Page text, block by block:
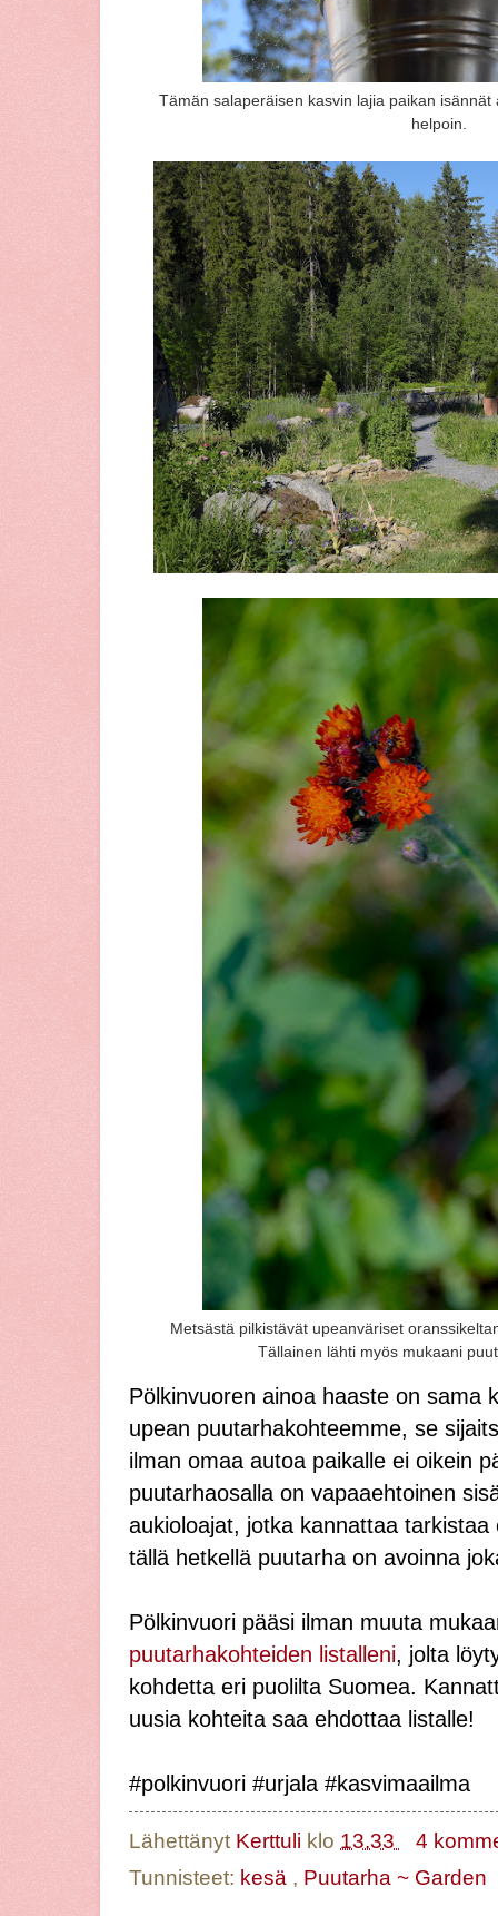
Tämän salaperäisen kasvin lajia paikan
helpoin.
Metsästä pilkistävät upeanväriset
Tällainen lähti myös mukaani
Pölkinvuoren ainoa haaste on sama
upean puutarhakohteemme, se
ilman omaa autoa paikalle ei oikein
puutarhaosalla on vapaaehtoinen
aukioloajat, jotka kannattaa
tällä hetkellä puutarha on avoinna
Pölkinvuori pääsi ilman muuta
puutarhakohteiden listalleni, jolta
kohdetta eri puolilta Suomea.
uusia kohteita saa ehdottaa listalle!
#polkinvuori #urjala #kasvimaailma
Lähettänyt Kerttuli klo 13.33
4
Tunnisteet: kesä , Puutarha ~ Garden